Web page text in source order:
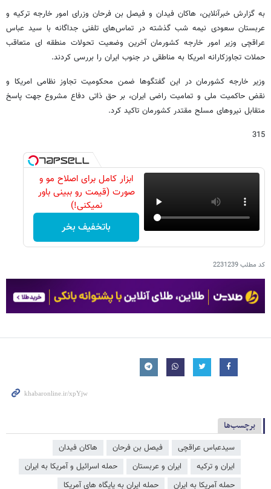
به گزارش خبرآنلاین، هاکان فیدان و فیصل بن فرحان وزرای امور خارجه ترکیه و
عربستان سعودی نیمه شب گذشته در تماس‌های تلفنی جداگانه با سید عباس
عراقچی وزیر امور خارجه کشورمان آخرین وضعیت تحولات منطقه ای متعاقب
حملات تجاوزکارانه امریکا به مناطقی در جنوب ایران را بررسی کردند.
وزیر خارجه کشورمان در این گفتگوها ضمن محکومیت تجاوز نظامی امریکا و
نقض حاکمیت ملی و تمامیت راضی ایران، بر حق ذاتی دفاع مشروع جهت پاسخ
متقابل نیروهای مسلح مقتدر کشورمان تاکید کرد.
315
ابزار کامل برای اصلاح مو و
صورت (قیمت رو ببینی باور
نمیکنی!)
باتخفیف بخر
کد مطلب2231239
برچسب‌ها
سیدعباس عراقچی فیصل بن فرحان
هاکان فیدان
ایران و ترکیه
ایران و عربستان
حمله اسرائیل و آمریکا به ایران
حمله آمریکا به ایران
حمله ایران به پایگاه های آمریکا